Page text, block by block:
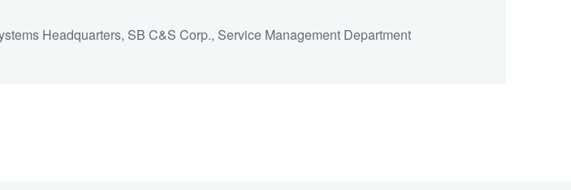
Headquarters, SB C&S Corp., Service Management Department